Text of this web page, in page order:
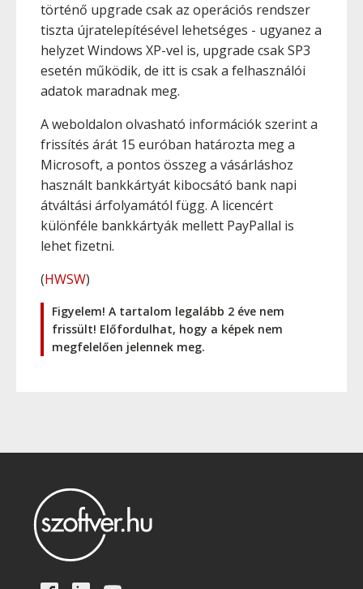
történő upgrade csak az operációs rendszer
tiszta újratelepítésével lehetséges - ugyanez a
helyzet Windows XP-vel is, upgrade csak SP3
esetén működik, de itt is csak a felhasználói
adatok maradnak meg.
A weboldalon olvasható információk szerint a
frissítés árát 15 euróban határozta meg a
Microsoft, a pontos összeg a vásárláshoz
használt bankkártyát kibocsátó bank napi
átváltási árfolyamától függ. A licencért
különféle bankkártyák mellett PayPallal is
lehet fizetni.
(HWSW)
Figyelem! A tartalom legalább 2 éve nem
frissült! Előfordulhat, hogy a képek nem
megfelelően jelennek meg.